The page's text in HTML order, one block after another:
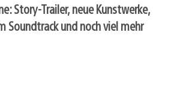
Story-Trailer, neue Kunstwerke,
Soundtrack und noch viel mehr